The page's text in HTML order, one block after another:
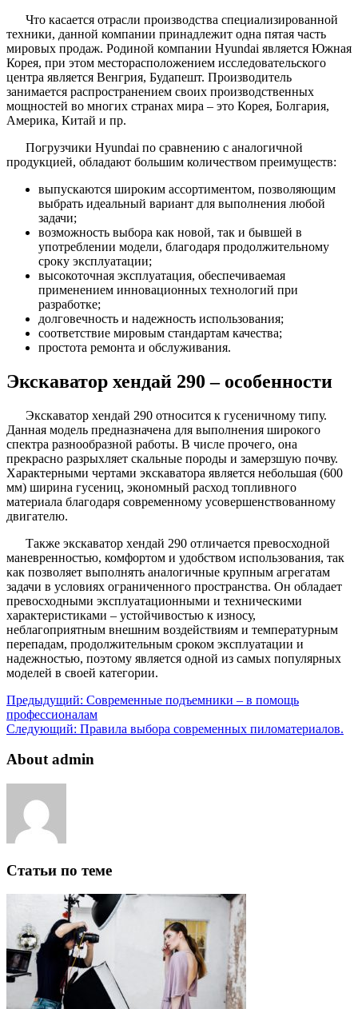
Что касается отрасли производства специализированной
техники, данной компании принадлежит одна пятая часть
мировых продаж. Родиной компании Hyundai является Южная
Корея, при этом месторасположением исследовательского
центра является Венгрия, Будапешт. Производитель
занимается распространением своих производственных
мощностей во многих странах мира – это Корея, Болгария,
Америка, Китай и пр.
Погрузчики Hyundai по сравнению с аналогичной
продукцией, обладают большим количеством преимуществ:
выпускаются широким ассортиментом, позволяющим
выбрать идеальный вариант для выполнения любой
задачи;
возможность выбора как новой, так и бывшей в
употреблении модели, благодаря продолжительному
сроку эксплуатации;
высокоточная эксплуатация, обеспечиваемая
применением инновационных технологий при
разработке;
долговечность и надежность использования;
соответствие мировым стандартам качества;
простота ремонта и обслуживания.
Экскаватор хендай 290 – особенности
Экскаватор хендай 290 относится к гусеничному типу.
Данная модель предназначена для выполнения широкого
спектра разнообразной работы. В числе прочего, она
прекрасно разрыхляет скальные породы и замерзшую почву.
Характерными чертами экскаватора является небольшая (600
мм) ширина гусениц, экономный расход топливного
материала благодаря современному усовершенствованному
двигателю.
Также экскаватор хендай 290 отличается превосходной
маневренностью, комфортом и удобством использования, так
как позволяет выполнять аналогичные крупным агрегатам
задачи в условиях ограниченного пространства. Он обладает
превосходными эксплуатационными и техническими
характеристиками – устойчивостью к износу,
неблагоприятным внешним воздействиям и температурным
перепадам, продолжительным сроком эксплуатации и
надежностью, поэтому является одной из самых популярных
моделей в своей категории.
Предыдущий: Современные подъемники – в помощь
профессионалам
Следующий: Правила выбора современных пиломатериалов.
About admin
Статьи по теме